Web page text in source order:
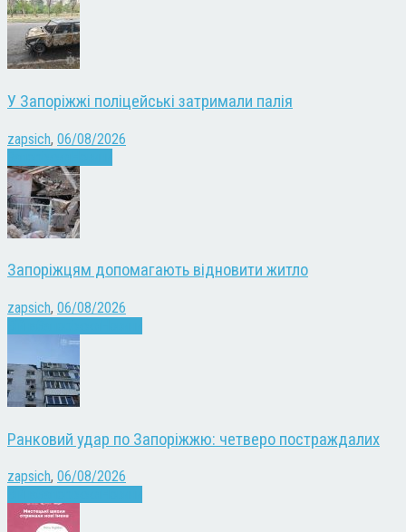
У Запоріжжі поліцейські затримали палія
zapsich, 06/08/2026
Запоріжцям допомагають відновити житло
zapsich, 06/08/2026
Ранковий удар по Запоріжжю: четверо постраждалих
zapsich, 06/08/2026